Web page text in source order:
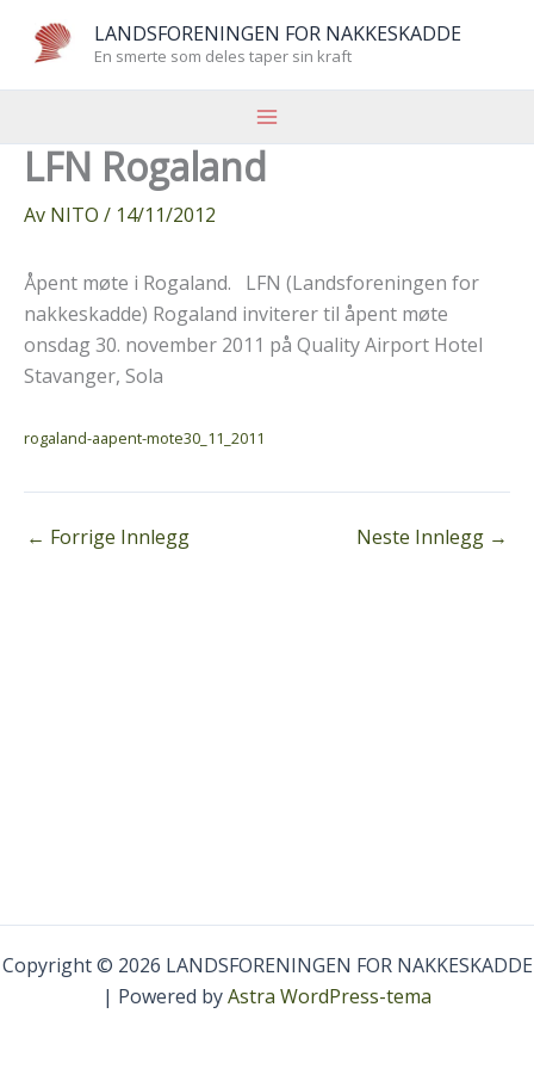
LANDSFORENINGEN FOR NAKKESKADDE
En smerte som deles taper sin kraft
LFN Rogaland
Av NITO / 14/11/2012
Åpent møte i Rogaland. LFN (Landsforeningen for
nakkeskadde) Rogaland inviterer til åpent møte
onsdag 30. november 2011 på Quality Airport Hotel
Stavanger, Sola
rogaland-aapent-mote30_11_2011
← Forrige Innlegg Neste Innlegg →
Copyright © 2026 LANDSFORENINGEN FOR NAKKESKADDE
| Powered byAstra WordPress-tema